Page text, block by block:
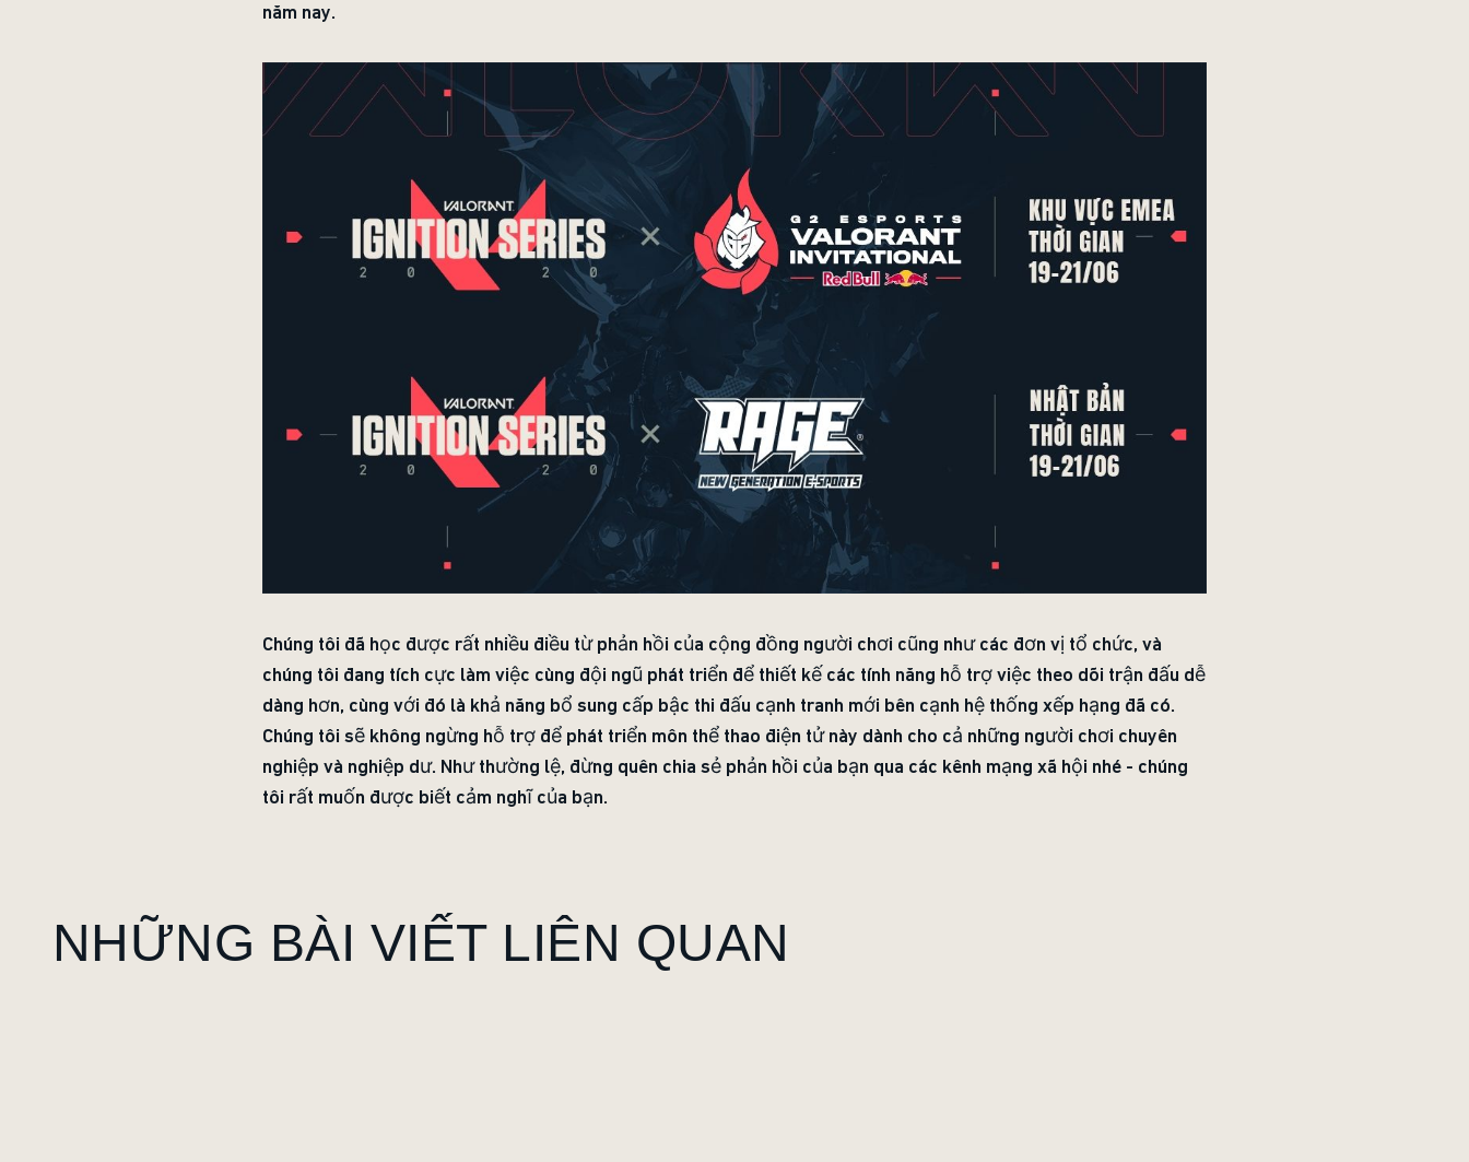
năm nay.
Chúng tôi đã học được rất nhiều điều từ phản hồi của cộng đồng người chơi cũng như các đơn vị tổ chức, và
chúng tôi đang tích cực làm việc cùng đội ngũ phát triển để thiết kế các tính năng hỗ trợ việc theo dõi trận đấu dễ
dàng hơn, cùng với đó là khả năng bổ sung cấp bậc thi đấu cạnh tranh mới bên cạnh hệ thống xếp hạng đã có.
Chúng tôi sẽ không ngừng hỗ trợ để phát triển môn thể thao điện tử này dành cho cả những người chơi chuyên
nghiệp và nghiệp dư. Như thường lệ, đừng quên chia sẻ phản hồi của bạn qua các kênh mạng xã hội nhé - chúng
tôi rất muốn được biết cảm nghĩ của bạn.
NHỮNG BÀI VIẾT LIÊN QUAN